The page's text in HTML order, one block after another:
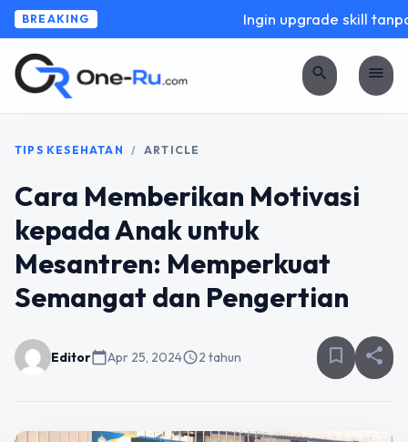
BREAKING Ingin upgrade skill tanpa
search menu
TIPS KESEHATAN / ARTICLE
Cara Memberikan Motivasi
kepada Anak untuk
Mesantren: Memperkuat
Semangat dan Pengertian
Editorcalendar_todayApr 25, 2024schedule2 tahun bookmark_border share